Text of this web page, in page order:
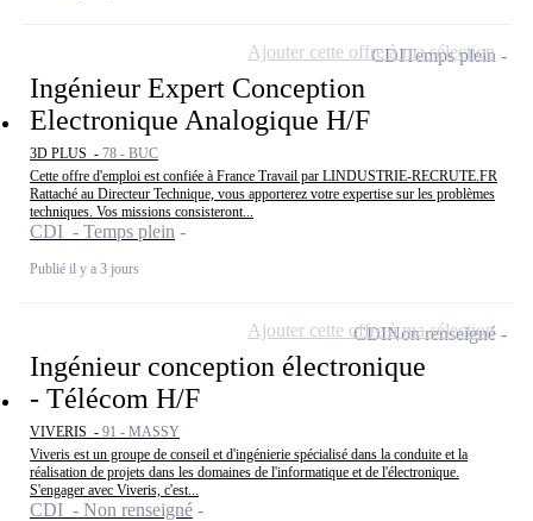
Ingénieur Expert Conception
Electronique Analogique H/F
3D PLUS - 78 - BUC
Cette offre d'emploi est confiée à France Travail par LINDUSTRIE-RECRUTE.FR
Rattaché au Directeur Technique, vous apporterez votre expertise sur les problèmes
techniques. Vos missions consisteront...
CDI - Temps plein
Publié il y a 3 jours
CDITemps plein
Ajouter cette offre à ma sélection
Ingénieur conception électronique
- Télécom H/F
VIVERIS - 91 - MASSY
Viveris est un groupe de conseil et d'ingénierie spécialisé dans la conduite et la
réalisation de projets dans les domaines de l'informatique et de l'électronique.
S'engager avec Viveris, c'est...
CDI - Non renseigné
CDINon renseigné
Ajouter cette offre à ma sélection